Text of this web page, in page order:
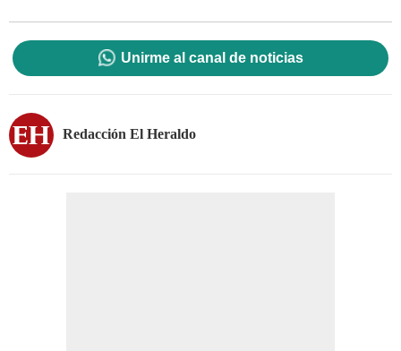
Unirme al canal de noticias
Redacción El Heraldo